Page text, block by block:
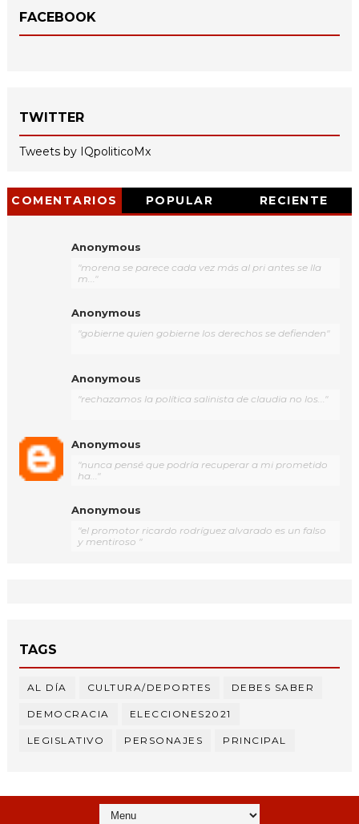
FACEBOOK
TWITTER
Tweets by IQpoliticoMx
COMENTARIOS POPULAR RECIENTE
Anonymous
"morena se parece cada vez más al pri antes se lla
m..."
Anonymous
"gobierne quien gobierne los derechos se defienden"
Anonymous
"rechazamos la política salinista de claudia no los..."
Anonymous
"nunca pensé que podría recuperar a mi prometido
ha..."
Anonymous
"el promotor ricardo rodríguez alvarado es un falso
y mentiroso "
TAGS
AL DÍA CULTURA/DEPORTES DEBES SABER
DEMOCRACIA ELECCIONES2021
LEGISLATIVO PERSONAJES PRINCIPAL